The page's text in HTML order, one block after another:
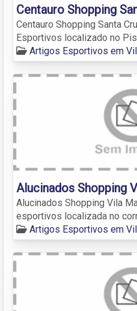
Centauro Shopping
Centauro Shopping Santa
Esportivos localizado no
Artigos Esportivos em
Alucinados Shopping
Alucinados Shopping Vila
esportivos localizada no
Artigos Esportivos em